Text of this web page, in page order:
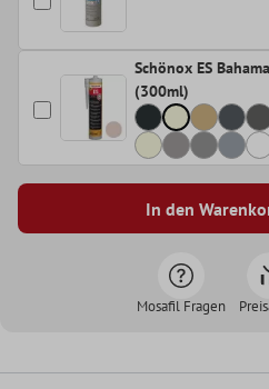
Schönox ES
(300ml)
In den
Mosafil Fragen